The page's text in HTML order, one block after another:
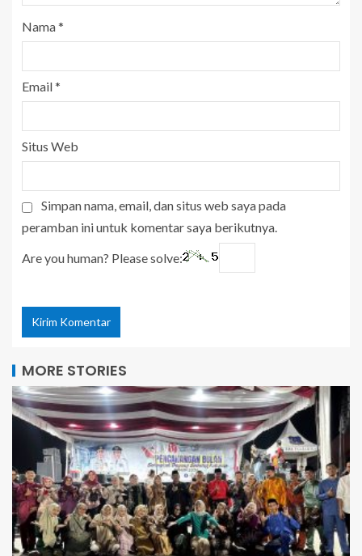
Nama*
Email*
Situs Web
Simpan nama, email, dan situs web saya pada
peramban ini untuk komentar saya berikutnya.
Are you human? Please solve:
MORE STORIES